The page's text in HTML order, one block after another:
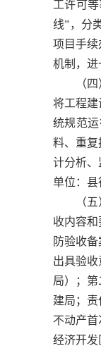
工许可
线”，分
项目手
机制，进
（
将工程
统规范
料、重
计分析
单位：县
（
收内容
防验收
出具验
局）；
建局；
不动产
经济开发